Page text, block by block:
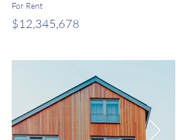
For Rent
$12,345,678